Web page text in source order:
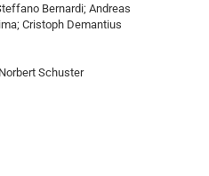
Bernardi; Andreas
Cristoph Demantius
Schuster